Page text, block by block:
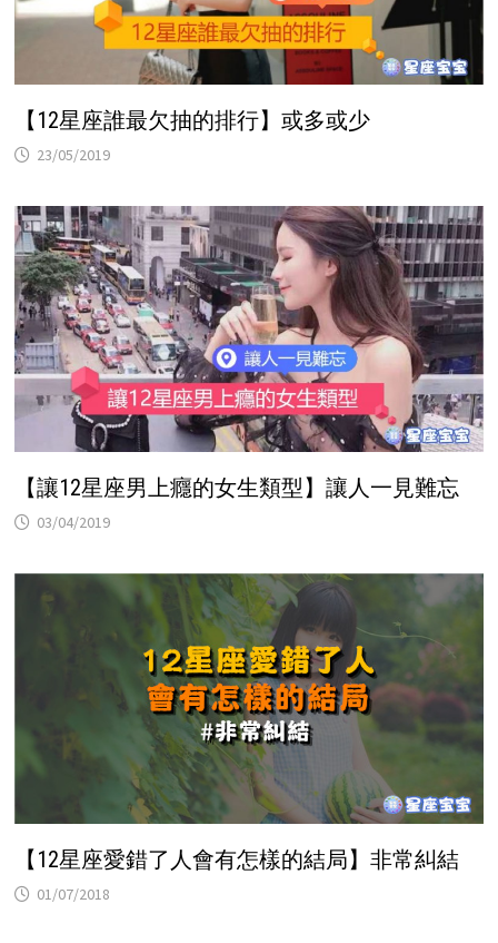
【12星座誰最欠抽的排行】或多或少
23/05/2019
【讓12星座男上癮的女生類型】讓人一見難忘
03/04/2019
【12星座愛錯了人會有怎樣的結局】非常糾結
01/07/2018